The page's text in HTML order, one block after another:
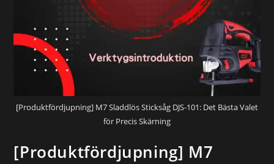
[Produktfördjupning] M7 Sladdlös Sticksåg DJS-101: Det Bästa Valet
för Precis Skärning
[Produktfördjupning] M7